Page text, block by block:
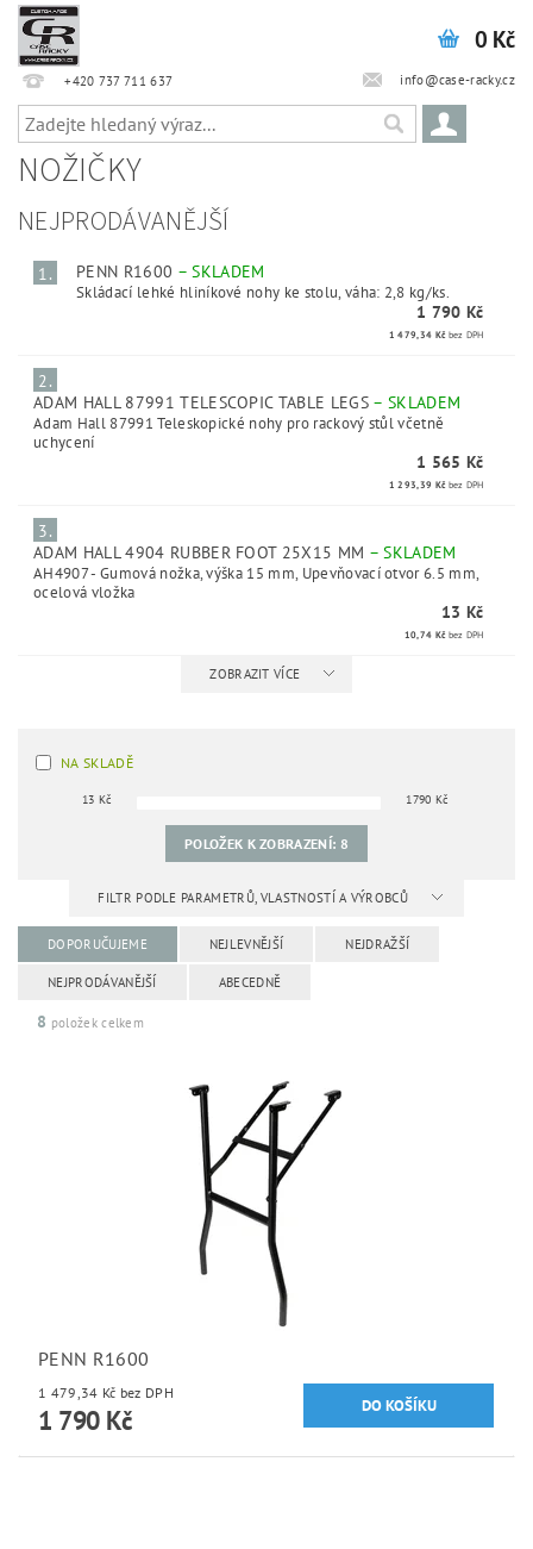
+420 737 711 637 info@case-racky.cz
0 Kč
NOŽIČKY
NEJPRODÁVANĚJŠÍ
1. PENN R1600 –SKLADEM
Skládací lehké hliníkové nohy ke stolu, váha: 2,8 kg/ks.
1 790 Kč
1 479,34 Kč bez DPH
2.
ADAM HALL 87991 TELESCOPIC TABLE LEGS – SKLADEM
Adam Hall 87991 Teleskopické nohy pro rackový stůl včetně
uchycení
1 565 Kč
1 293,39 Kč bez DPH
3.
ADAM HALL 4904 RUBBER FOOT 25X15 MM –SKLADEM
AH4907 - Gumová nožka, výška 15 mm, Upevňovací otvor 6.5 mm,
ocelová vložka
13 Kč
10,74 Kč bez DPH
ZOBRAZIT VÍCE
NA SKLADĚ
13 Kč 1790 Kč
POLOŽEK K ZOBRAZENÍ: 8
FILTR PODLE PARAMETRŮ, VLASTNOSTÍ A VÝROBCŮ
DOPORUČUJEME NEJLEVNĚJŠÍ NEJDRAŽŠÍ
NEJPRODÁVANĚJŠÍ ABECEDNĚ
8 položek celkem
PENN R1600
1 479,34 Kč bez DPH
1 790 Kč